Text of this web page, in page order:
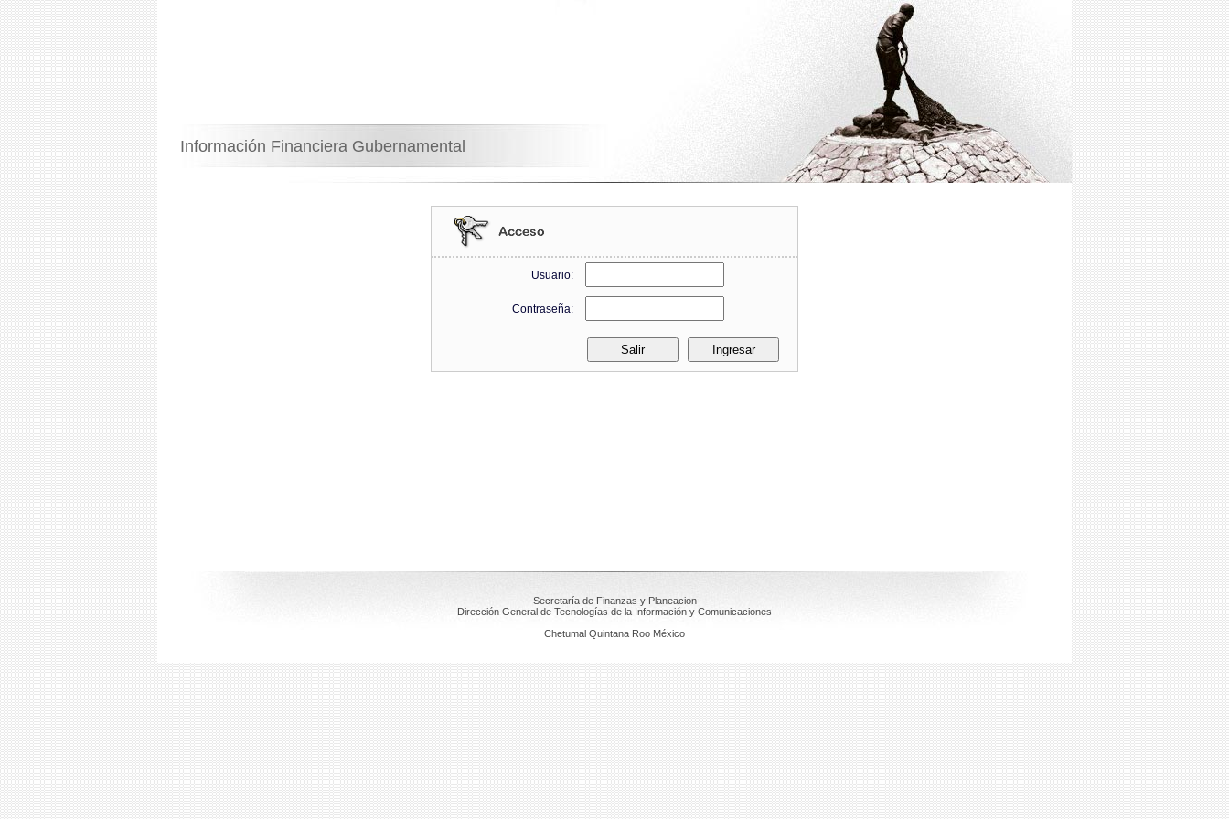
Información Financiera Gubernamental
Usuario:
Contraseña:
Secretaría de Finanzas y Planeacion
Dirección General de Tecnologías de la Información y Comunicaciones
Chetumal Quintana Roo México